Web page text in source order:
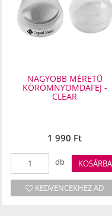
NAGYOBB MÉRETŰ
KÖRÖMNYOMDAFEJ -
CLEAR
1 990 Ft
db KOSÁRBA
KEDVENCEKHEZ AD